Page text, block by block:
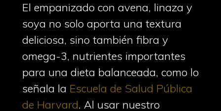
El empanizado con avena, linaza y
soya no solo aporta una textura
deliciosa, sino también fibra y
omega-3, nutrientes importantes
para una dieta balanceada, como lo
señala la Escuela de Salud Pública
de Harvard. Al usar nuestro